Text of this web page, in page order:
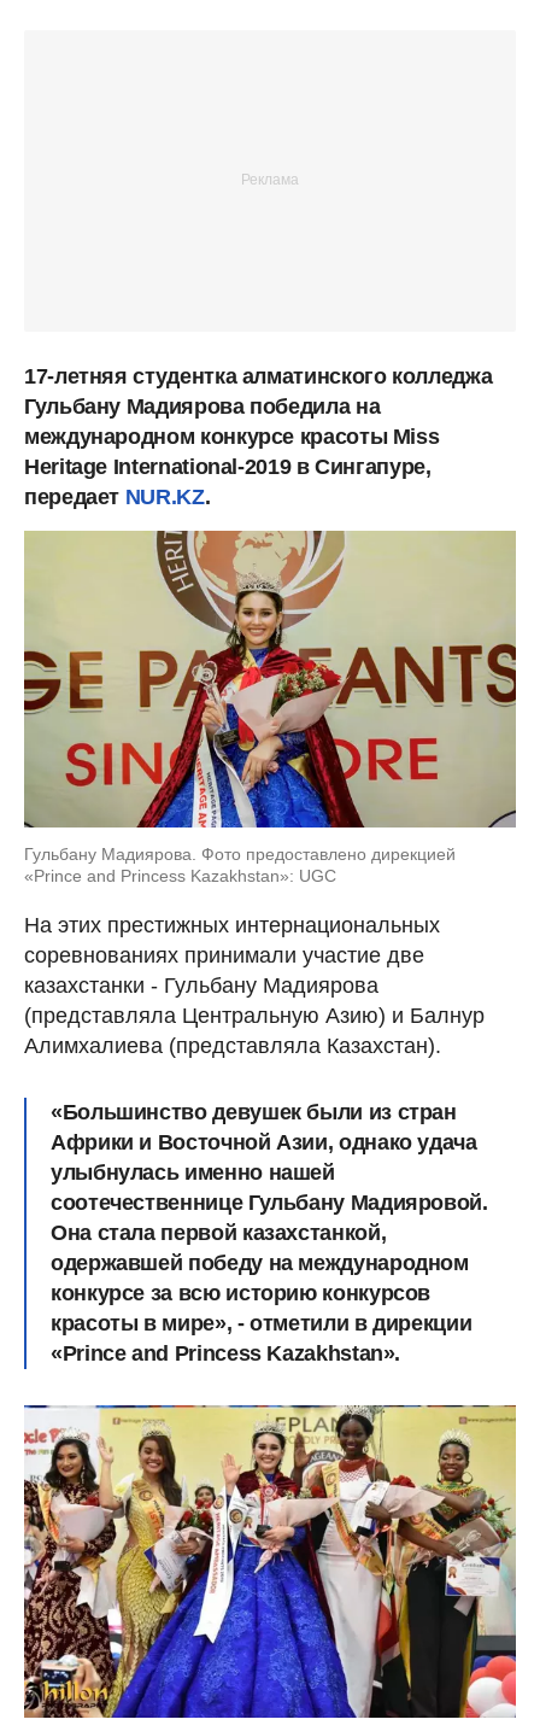
17-летняя студентка алматинского колледжа
Гульбану Мадиярова победила на
международном конкурсе красоты Miss
Heritage International-2019 в Сингапуре,
передает NUR.KZ.
Гульбану Мадиярова. Фото предоставлено дирекцией
«Prince and Princess Kazakhstan»: UGC
На этих престижных интернациональных
соревнованиях принимали участие две
казахстанки - Гульбану Мадиярова
(представляла Центральную Азию) и Балнур
Алимхалиева (представляла Казахстан).
«Большинство девушек были из стран
Африки и Восточной Азии, однако удача
улыбнулась именно нашей
соотечественнице Гульбану Мадияровой.
Она стала первой казахстанкой,
одержавшей победу на международном
конкурсе за всю историю конкурсов
красоты в мире», - отметили в дирекции
«Prince and Princess Kazakhstan».